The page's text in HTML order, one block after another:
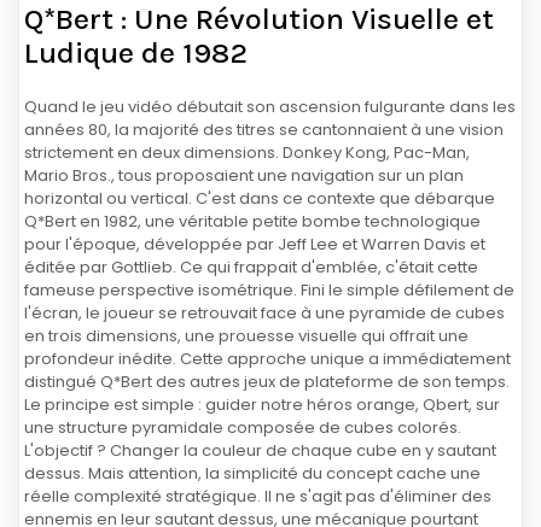
Q*Bert : Une Révolution Visuelle et
Ludique de 1982
Quand le jeu vidéo débutait son ascension fulgurante dans les
années 80, la majorité des titres se cantonnaient à une vision
strictement en deux dimensions. Donkey Kong, Pac-Man,
Mario Bros., tous proposaient une navigation sur un plan
horizontal ou vertical. C'est dans ce contexte que débarque
Q*Bert en 1982, une véritable petite bombe technologique
pour l'époque, développée par Jeff Lee et Warren Davis et
éditée par Gottlieb. Ce qui frappait d'emblée, c'était cette
fameuse perspective isométrique. Fini le simple défilement de
l'écran, le joueur se retrouvait face à une pyramide de cubes
en trois dimensions, une prouesse visuelle qui offrait une
profondeur inédite. Cette approche unique a immédiatement
distingué Q*Bert des autres jeux de plateforme de son temps.
Le principe est simple : guider notre héros orange, Qbert, sur
une structure pyramidale composée de cubes colorés.
L'objectif ? Changer la couleur de chaque cube en y sautant
dessus. Mais attention, la simplicité du concept cache une
réelle complexité stratégique. Il ne s'agit pas d'éliminer des
ennemis en leur sautant dessus, une mécanique pourtant